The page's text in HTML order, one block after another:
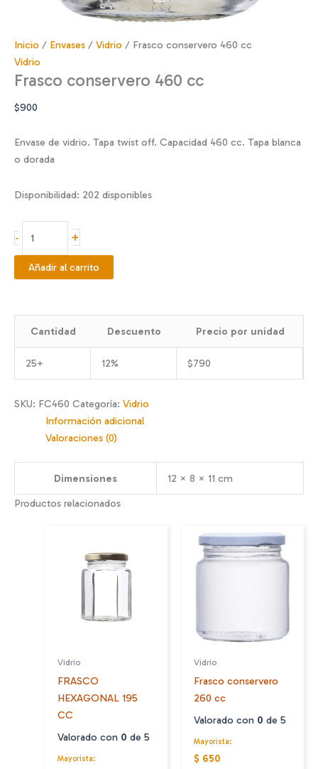
Inicio / Envases / Vidrio / Frasco conservero 460 cc
Vidrio
Frasco conservero 460 cc
$900
Envase de vidrio. Tapa twist off. Capacidad 460 cc. Tapa blanca
o dorada
Disponibilidad: 202 disponibles
-
conservero
460
cc
+
Añadir al carrito
Cantidad Descuento Precio por unidad
25+ 12% $790
SKU: FC460 Categoría: Vidrio
Información adicional
Valoraciones (0)
Dimensiones
12 × 8 × 11 cm
Productos relacionados
Vidrio
FRASCO
HEXAGONAL 195
CC
Valorado con 0 de 5
Mayorista:
Vidrio
Frasco conservero
260 cc
Valorado con 0 de 5
Mayorista:
$ 650